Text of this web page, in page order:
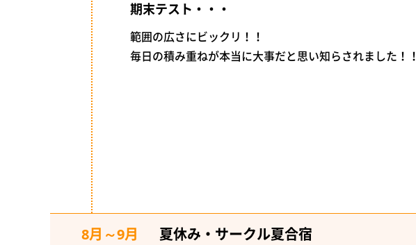
期末テスト・・・
範囲の広さにビックリ！！
毎日の積み重ねが本当に大事だと思い知らされました！！
8月～9月 夏休み・サークル夏合宿